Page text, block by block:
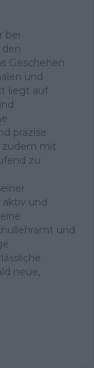
bei
Geschehen
und
liegt auf
präzise
zudem mit
zu
und
und
neue,